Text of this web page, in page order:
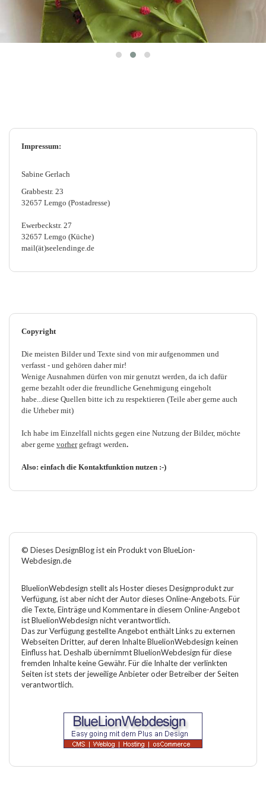
Impressum:
Sabine Gerlach
Grabbestr. 23
32657 Lemgo (Postadresse)
Ewerbeckstr. 27
32657 Lemgo (Küche)
mail(ät)seelendinge.de
Copyright
Die meisten Bilder und Texte sind von mir aufgenommen und
verfasst - und gehören daher mir!
Wenige Ausnahmen dürfen von mir genutzt werden, da ich dafür
gerne bezahlt oder die freundliche Genehmigung eingeholt
habe...diese Quellen bitte ich zu respektieren (Teile aber gerne auch
die Urheber mit)
Ich habe im Einzelfall nichts gegen eine Nutzung der Bilder, möchte
aber gerne vorhergefragt werden.
Also: einfach die Kontaktfunktion nutzen :-)
© Dieses DesignBlog ist ein Produkt von BlueLion-
Webdesign.de
BluelionWebdesign stellt als Hoster dieses Designprodukt zur
Verfügung, ist aber nicht der Autor dieses Online-Angebots. Für
die Texte, Einträge und Kommentare in diesem Online-Angebot
ist BluelionWebdesign nicht verantwortlich.
Das zur Verfügung gestellte Angebot enthält Links zu externen
Webseiten Dritter, auf deren Inhalte BluelionWebdesign keinen
Einfluss hat. Deshalb übernimmt BluelionWebdesign für diese
fremden Inhalte keine Gewähr. Für die Inhalte der verlinkten
Seiten ist stets der jeweilige Anbieter oder Betreiber der Seiten
verantwortlich.